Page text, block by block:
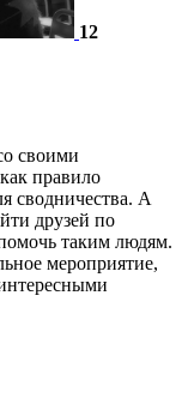
12
своими
правило
сводничества. А
друзей по
таким людям.
мероприятие,